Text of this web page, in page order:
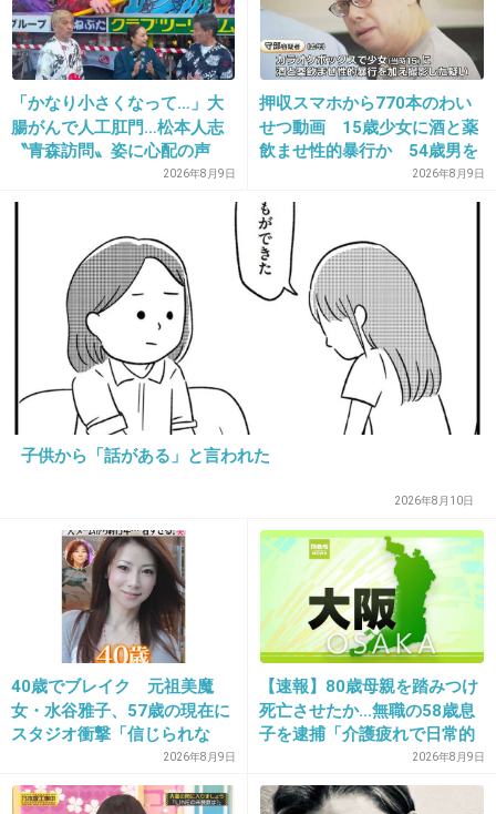
女なんてしょせん……
+80 -17
28. 匿名2013/12/06(金) 10:03:07
+127
2013/12/06(金) 10:04:20
なぜだが綾菜さんを思い出した…
大丈夫。あなたも汚い生き物だから。
人のこと言えないキモデブ。
+8
31. 匿名2013/12/06(金) 10:04:57
おめでとうございます。
いろんな愛のかたちがあって良いと思います。
「かなり小さくなって…」大
腸がんで人工肛門…松本人志
〝青森訪問〟姿に心配の声
続々「脂肪のない感じが痛ま
しい」「無理せずに」
2026年8月9日
押収スマホから770本のわい
せつ動画 15歳少女に酒と薬
飲ませ性的暴行か 54歳男を
再逮捕 「薬もありますよ」
とSNSで誘い出し
2026年8月9日
子供から「話がある」と言われた
2026年8月10日
40歳でブレイク 元祖美魔
女・水谷雅子、57歳の現在に
スタジオ衝撃「信じられな
い」「やっぱすごいね」2026年8月9日
【速報】80歳母親を踏みつけ
死亡させたか…無職の58歳息
子を逮捕「介護疲れで日常的
に暴行」肋骨８本折れ体には
多数の痕 大阪・岬町
2026年8月9日